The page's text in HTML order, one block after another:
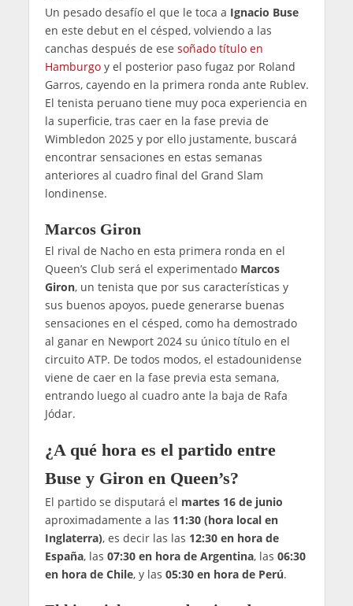
Un pesado desafío el que le toca a Ignacio Buse
en este debut en el césped, volviendo a las
canchas después de ese soñado título en
Hamburgoy el posterior paso fugaz por Roland
Garros, cayendo en la primera ronda ante Rublev.
El tenista peruano tiene muy poca experiencia en
la superficie, tras caer en la fase previa de
Wimbledon 2025 y por ello justamente, buscará
encontrar sensaciones en estas semanas
anteriores al cuadro final del Grand Slam
londinense.
Marcos Giron
El rival de Nacho en esta primera ronda en el
Queen’s Club será el experimentado Marcos
Giron, un tenista que por sus características y
sus buenos apoyos, puede generarse buenas
sensaciones en el césped, como ha demostrado
al ganar en Newport 2024 su único título en el
circuito ATP. De todos modos, el estadounidense
viene de caer en la fase previa esta semana,
entrando luego al cuadro ante la baja de Rafa
Jódar.
¿A qué hora es el partido entre
Buse y Giron en Queen’s?
El partido se disputará el martes 16 de junio
aproximadamente a las 11:30 (hora local en
Inglaterra), es decir las las 12:30 en hora de
España, las 07:30 en hora de Argentina, las 06:30
en hora de Chile, y las 05:30 en hora de Perú.